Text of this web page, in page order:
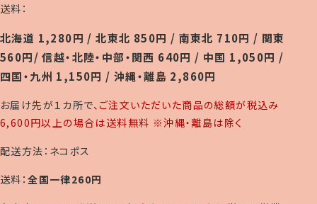
送料：
北海道 1,280円 / 北東北 850円 / 南東北 710円 / 関東
560円/ 信越・北陸・中部・関西 640円 / 中国 1,050円 /
四国・九州 1,150円 / 沖縄・離島 2,860円
お届け先が１カ所で、ご注文いただいた商品の総額が税込み
6,600円以上の場合は送料無料 ※沖縄・離島は除く
配送方法：ネコポス
送料：全国一律260円